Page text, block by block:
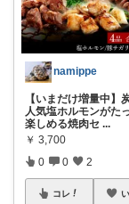
namippe
【いまだけ増量中】
人気塩ホルモンがた
楽しめる焼肉セ ...
￥ 3,700
0 0 2
コレ